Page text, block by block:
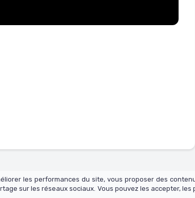
les performances du site, vous proposer des
sur les réseaux sociaux. Vous pouvez les accepter, les